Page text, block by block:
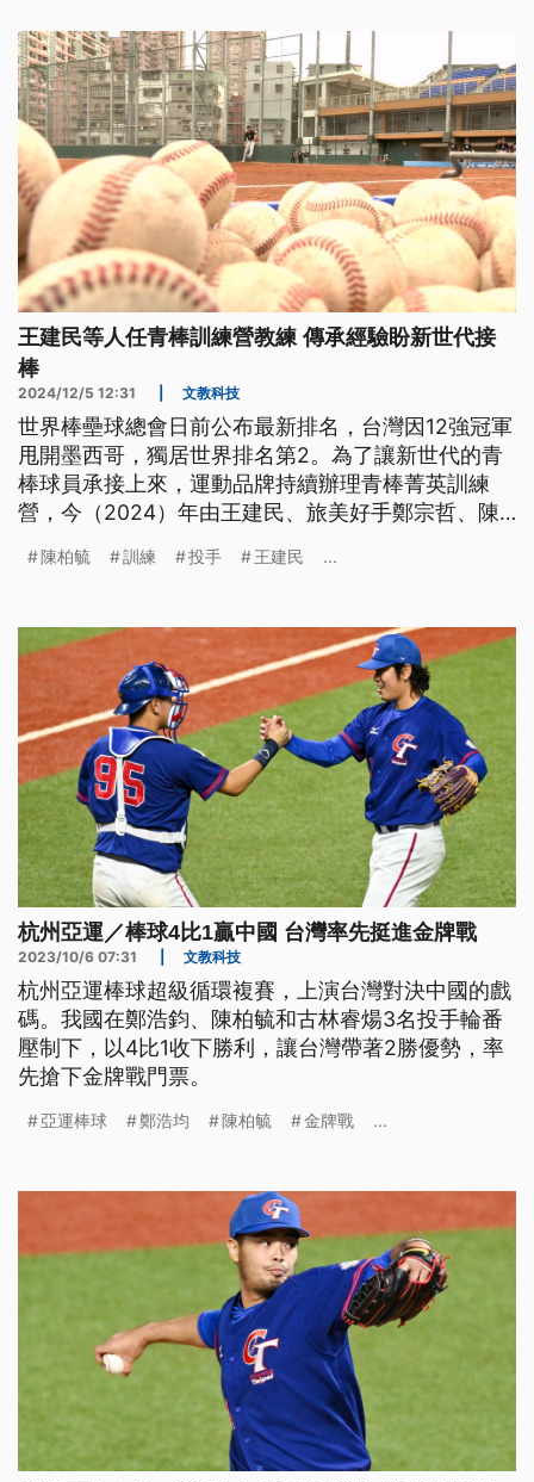
王建民等人任青棒訓練營教練 傳承經驗盼新世代接
棒
2024/12/5 12:31 文教科技
世界棒壘球總會日前公布最新排名，台灣因12強冠軍
甩開墨西哥，獨居世界排名第2。為了讓新世代的青
棒球員承接上來，運動品牌持續辦理青棒菁英訓練
營，今（2024）年由王建民、旅美好手鄭宗哲、陳
陳柏毓 訓練 投手 王建民 ...
杭州亞運／棒球4比1贏中國 台灣率先挺進金牌戰
2023/10/6 07:31 文教科技
杭州亞運棒球超級循環複賽，上演台灣對決中國的戲
碼。我國在鄭浩鈞、陳柏毓和古林睿煬3名投手輪番
壓制下，以4比1收下勝利，讓台灣帶著2勝優勢，率
先搶下金牌戰門票。
亞運棒球 鄭浩均 陳柏毓 金牌戰 ...